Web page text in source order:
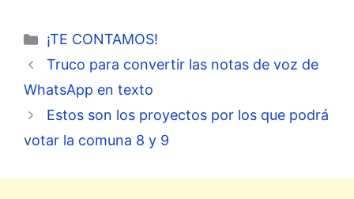
Categorías
¡TE CONTAMOS!
Truco para convertir las notas de voz de
WhatsApp en texto
Estos son los proyectos por los que podrá
votar la comuna 8 y 9